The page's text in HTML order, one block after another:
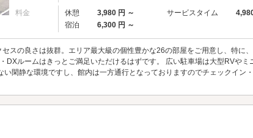
料金 休憩 3,980 円 ～ サービスタイム
宿泊
6,300 円 ～
スの良さは抜群。エリア最大級の個性豊かな26の部屋をご用意し、特に
DXルームはきっとご満足いただけるはずです。 広い駐車場は大型RVやミ
い閑静な環境ですし、館内は一方通行となっておりますのでチェックイン